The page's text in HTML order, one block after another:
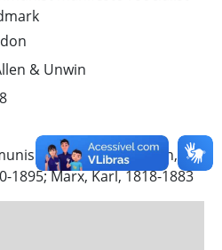
& Unwin
Engels, Friedrich,
1895; Marx, Karl, 1818-1883